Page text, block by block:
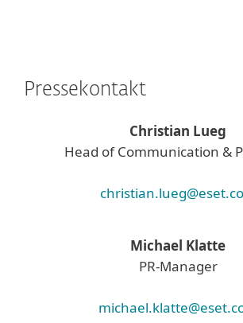
Pressekontakt
Christian Lueg
Head of Communication &
Michael Klatte
PR-Manager